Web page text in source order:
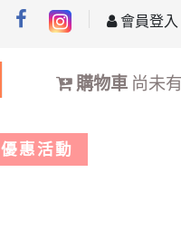
會員登入
購物車尚未
優惠活動